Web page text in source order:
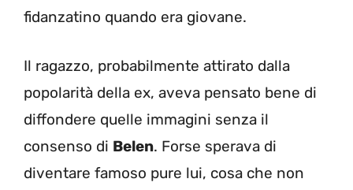
fidanzatino quando era giovane.
Il ragazzo, probabilmente attirato dalla
popolarità della ex, aveva pensato bene di
diffondere quelle immagini senza il
consenso di Belen. Forse sperava di
diventare famoso pure lui, cosa che non